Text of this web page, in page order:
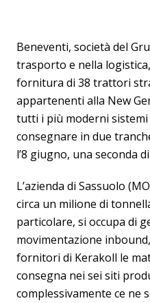
Beneventi, società del
trasporto e nella
fornitura di 38 trattori
appartenenti alla New
tutti i più moderni sistemi
consegnare in due
l’8 giugno, una seconda
L’azienda di Sassuolo
circa un milione di
particolare, si occupa di
movimentazione
fornitori di Kerakoll le
consegna nei sei siti
complessivamente ce ne